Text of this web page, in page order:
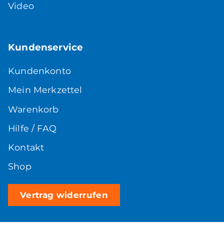
Video
Kundenservice
Kundenkonto
Mein Merkzettel
Warenkorb
Hilfe / FAQ
Kontakt
Shop
Vertrag widerrufen